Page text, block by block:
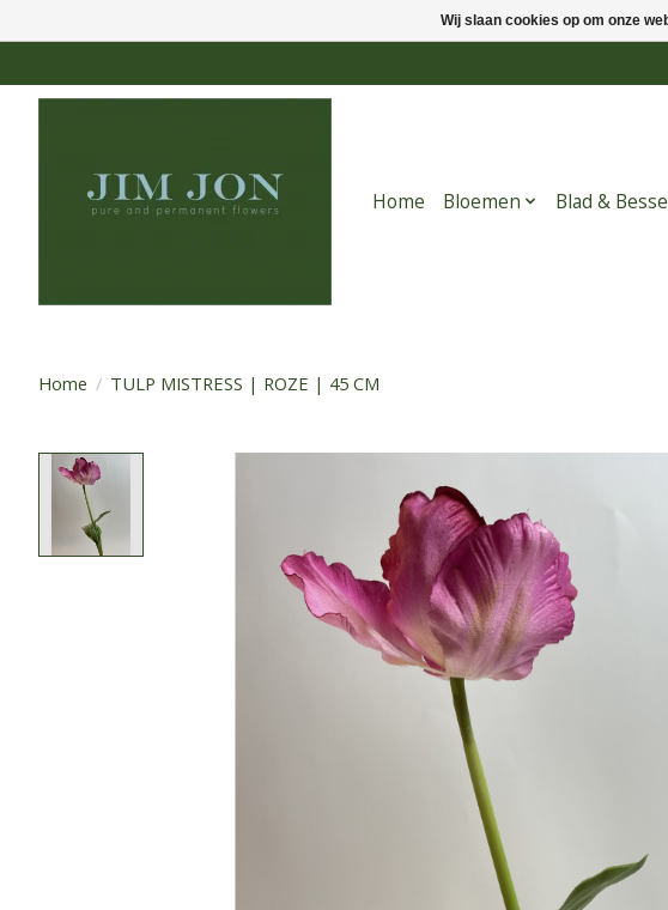
Home Bloemen Blad &
Home / TULP MISTRESS | ROZE | 45 CM
Wij slaan cookies op om onze